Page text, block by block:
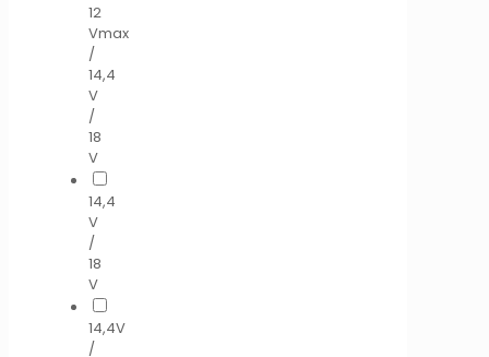
12
Vmax
/
14,4
V
/
18
V
14,4
V
/
18
V
14,4V
/